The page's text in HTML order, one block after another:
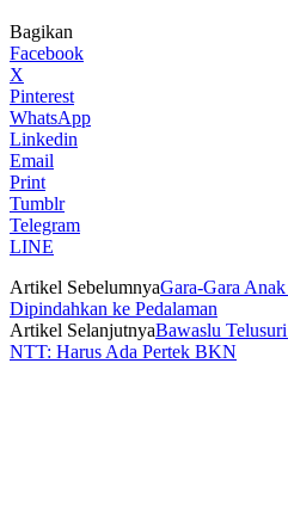
Bagikan
Facebook
X
Pinterest
WhatsApp
Linkedin
Email
Print
Tumblr
Telegram
LINE
Artikel SebelumnyaGara-Gara
Dipindahkan ke Pedalaman
Artikel SelanjutnyaBawaslu
NTT: Harus Ada Pertek BKN